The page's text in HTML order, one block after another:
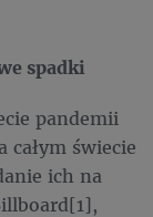
spadki
pandemii
całym świecie
ich na